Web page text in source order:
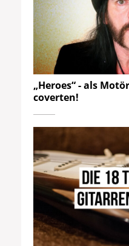
„Heroes“ - als
coverten!